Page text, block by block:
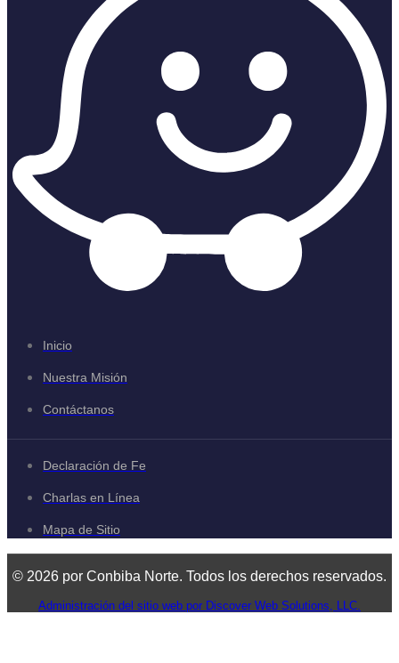
Inicio
Nuestra Misión
Contáctanos
Declaración de Fe
Charlas en Línea
Mapa de Sitio
© 2026 por Conbiba Norte. Todos los derechos reservados.
Administración del sitio web por Discover Web Solutions, LLC.